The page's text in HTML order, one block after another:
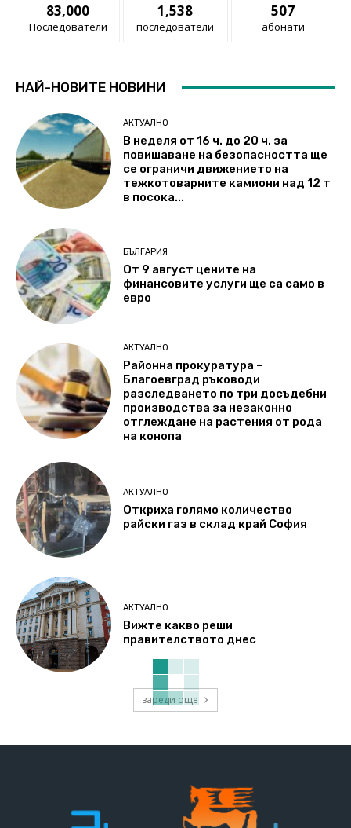
83,000
Последователи
1,538
последователи
507
абонати
НАЙ-НОВИТЕ НОВИНИ
АКТУАЛНО
В неделя от 16 ч. до 20 ч. за
повишаване на безопасността ще
се ограничи движението на
тежкотоварните камиони над 12 т
в посока...
БЪЛГАРИЯ
От 9 август цените на
финансовите услуги ще са само в
евро
АКТУАЛНО
Районна прокуратура –
Благоевград ръководи
разследването по три досъдебни
производства за незаконно
отглеждане на растения от рода
на конопа
АКТУАЛНО
Откриха голямо количество
райски газ в склад край София
АКТУАЛНО
Вижте какво реши
правителството днес
зареди още